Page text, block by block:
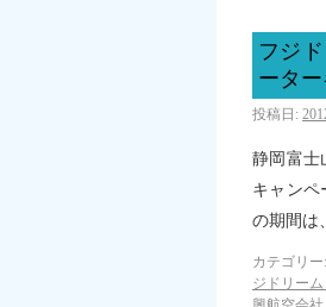
フジ
ータ
投稿日:
静岡富士
キャンペ
の期間は
カテゴリー:
ジドリー